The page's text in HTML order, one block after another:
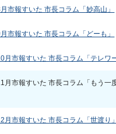
市報すいた 市長コラム「妙高山」
市報すいた 市長コラム「どーも」
月市報すいた 市長コラム「テレワ
月市報すいた 市長コラム「もう一
月市報すいた 市長コラム「世渡り」